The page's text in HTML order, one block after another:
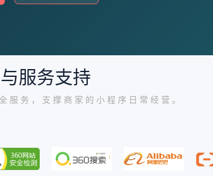
服务支持
服务，支撑商家的小程序日常经营。